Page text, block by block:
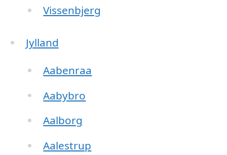
Vissenbjerg
Jylland
Aabenraa
Aabybro
Aalborg
Aalestrup